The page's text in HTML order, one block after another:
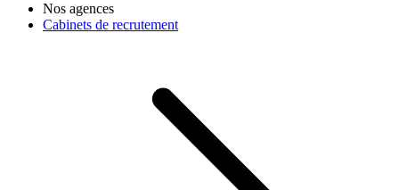
Nos agences
Cabinets de recrutement